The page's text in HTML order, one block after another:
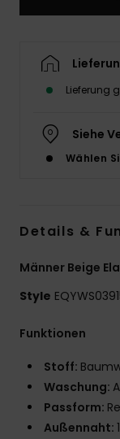
Lieferung
Siehe
Wählen
Details &
Männer Beige
Style
Funktionen
Stoff:
Waschung:
Passform:
Außennaht: